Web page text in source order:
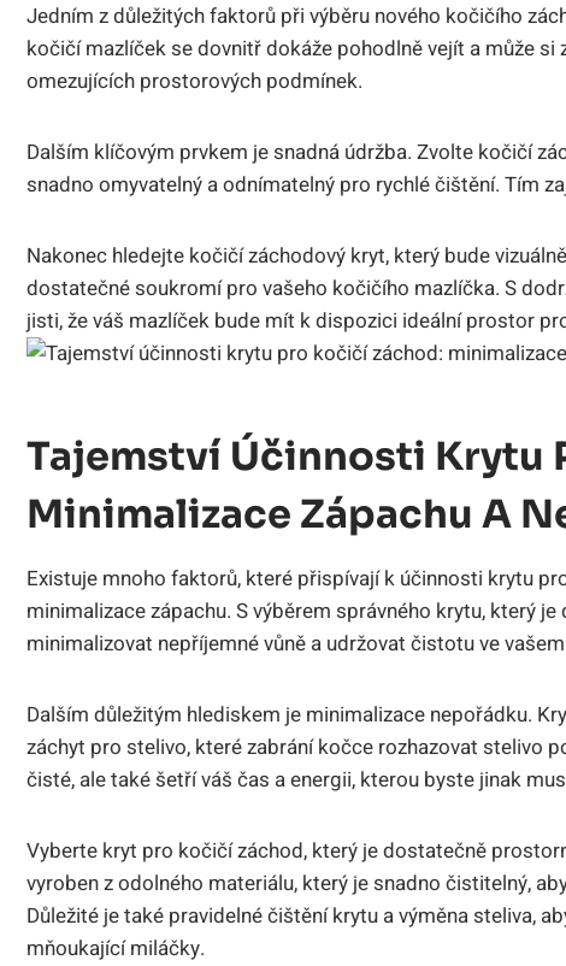
Jedním z důležitých faktorů při výběru nového kočičího
kočičí mazlíček se dovnitř dokáže pohodlně vejít a může
omezujících prostorových podmínek.
Dalším klíčovým prvkem je snadná údržba. Zvolte kočičí
snadno omyvatelný a odnímatelný pro rychlé čištění. Tím
Nakonec hledejte kočičí záchodový kryt, který bude
dostatečné soukromí pro vašeho kočičího mazlíčka. S
jisti, že váš mazlíček bude mít k dispozici ideální prostor
Tajemství Účinnosti Krytu
Minimalizace Zápachu A
Existuje mnoho faktorů, které přispívají k účinnosti krytu
minimalizace zápachu. S výběrem správného krytu, který
minimalizovat nepříjemné vůně a udržovat čistotu ve
Dalším důležitým hlediskem je minimalizace nepořádku.
záchyt pro stelivo, které zabrání kočce rozhazovat stelivo
čisté, ale také šetří váš čas a energii, kterou byste jinak
Vyberte kryt pro kočičí záchod, který je dostatečně
vyroben z odolného materiálu, který je snadno čistitelný,
Důležité je také pravidelné čištění krytu a výměna steliva,
mňoukající miláčky.